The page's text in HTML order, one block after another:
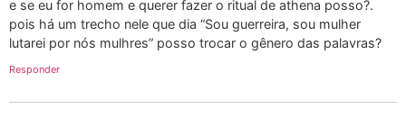
e se eu for homem e querer fazer o ritual de athena posso?.
pois há um trecho nele que dia “Sou guerreira, sou mulher
lutarei por nós mulhres” posso trocar o gênero das palavras?
Responder